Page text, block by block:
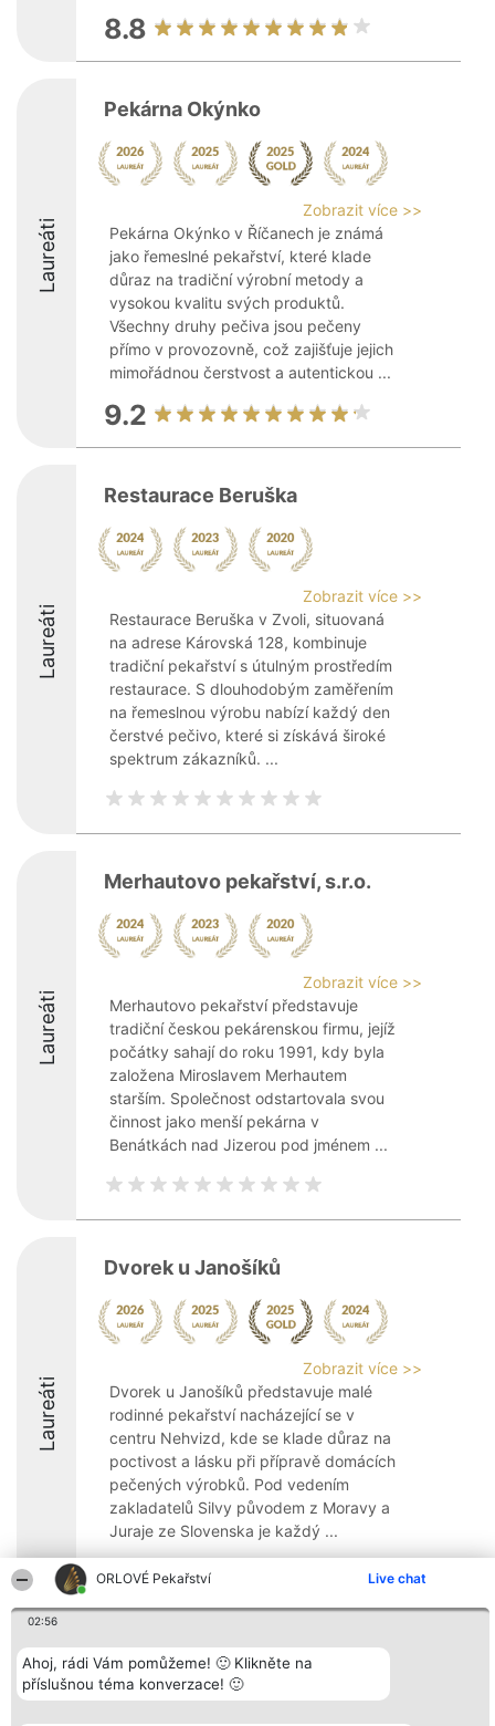
ORLOVÉ Pekařství Live chat
02:56
Ahoj, rádi Vám pomůžeme! 🙂 Klikněte na
příslušnou téma konverzace! 🙂
8.8
Laureáti
Pekárna Okýnko
Zobrazit více >>
Pekárna Okýnko v Říčanech je známá
jako řemeslné pekařství, které klade
důraz na tradiční výrobní metody a
vysokou kvalitu svých produktů.
Všechny druhy pečiva jsou pečeny
přímo v provozovně, což zajišťuje jejich
mimořádnou čerstvost a autentickou ...
9.2
Laureáti
Restaurace Beruška
Zobrazit více >>
Restaurace Beruška v Zvoli, situovaná
na adrese Károvská 128, kombinuje
tradiční pekařství s útulným prostředím
restaurace. S dlouhodobým zaměřením
na řemeslnou výrobu nabízí každý den
čerstvé pečivo, které si získává široké
spektrum zákazníků. ...
Laureáti
Merhautovo pekařství, s.r.o.
Zobrazit více >>
Merhautovo pekařství představuje
tradiční českou pekárenskou firmu, jejíž
počátky sahají do roku 1991, kdy byla
založena Miroslavem Merhautem
starším. Společnost odstartovala svou
činnost jako menší pekárna v
Benátkách nad Jizerou pod jménem ...
Laureáti
Dvorek u Janošíků
Zobrazit více >>
Dvorek u Janošíků představuje malé
rodinné pekařství nacházející se v
centru Nehvizd, kde se klade důraz na
poctivost a lásku při přípravě domácích
pečených výrobků. Pod vedením
zakladatelů Silvy původem z Moravy a
Juraje ze Slovenska je každý ...
9.6
Organizátor hlasování
Bright Side Solutions sp. z o.
o. sp. k.
ul. Ruska 22
Plebiscyt
Vítězové
Seznam všech
laureátů
Kontakt